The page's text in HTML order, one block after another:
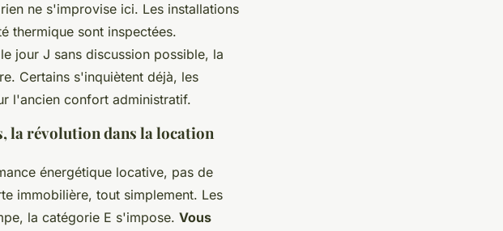
ne s'improvise ici. Les installations
thermique sont inspectées.
jour J sans discussion possible, la
Certains s'inquiètent déjà, les
l'ancien confort administratif.
la révolution dans la location
énergétique locative, pas de
immobilière, tout simplement. Les
la catégorie E s'impose. Vous